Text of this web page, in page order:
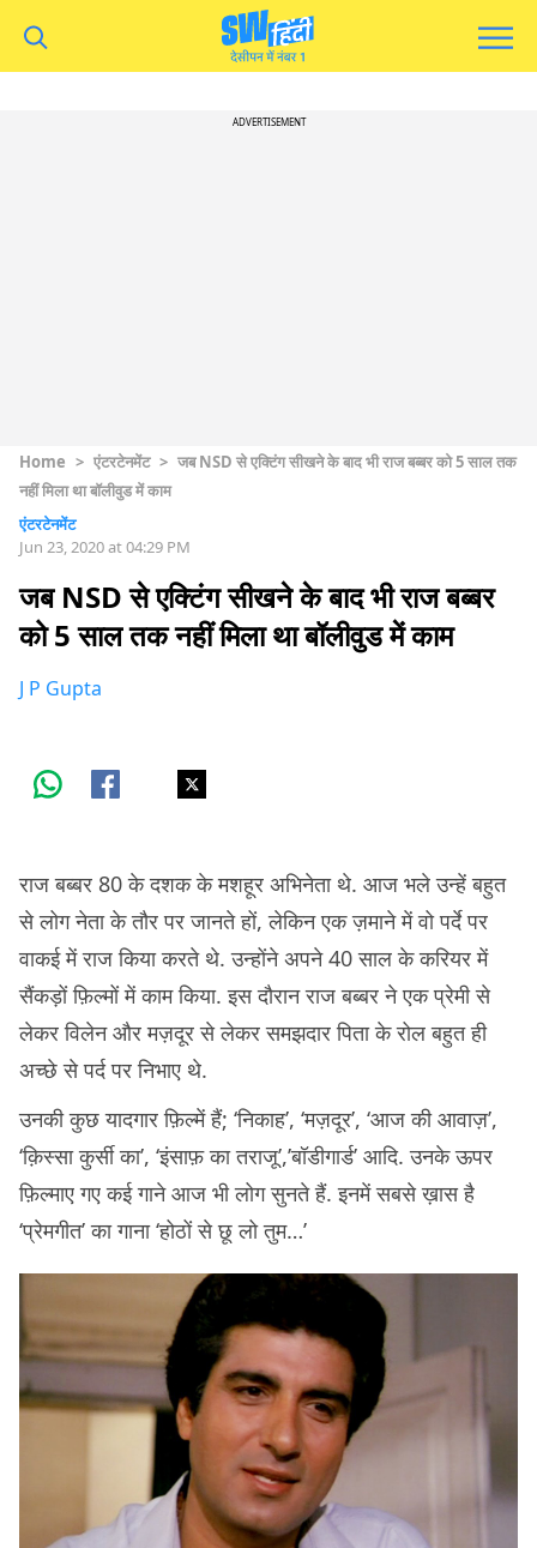
ADVERTISEMENT
Home > एंटरटेनमेंट > जब NSD से एक्टिंग सीखने के बाद भी राज बब्बर को 5 साल तक
नहीं मिला था बॉलीवुड में काम
एंटरटेनमेंट
Jun 23, 2020 at 04:29 PM
जब NSD से एक्टिंग सीखने के बाद भी राज बब्बर
को 5 साल तक नहीं मिला था बॉलीवुड में काम
J P Gupta
राज बब्बर 80 के दशक के मशहूर अभिनेता थे. आज भले उन्हें बहुत
से लोग नेता के तौर पर जानते हों, लेकिन एक ज़माने में वो पर्दे पर
वाकई में राज किया करते थे. उन्होंने अपने 40 साल के करियर में
सैंकड़ों फ़िल्मों में काम किया. इस दौरान राज बब्बर ने एक प्रेमी से
लेकर विलेन और मज़दूर से लेकर समझदार पिता के रोल बहुत ही
अच्छे से पर्द पर निभाए थे.
उनकी कुछ यादगार फ़िल्में हैं; ‘निकाह’, ‘मज़दूर’, ‘आज की आवाज़’,
‘क़िस्सा कुर्सी का’, ‘इंसाफ़ का तराजू’,’बॉडीगार्ड’ आदि. उनके ऊपर
फ़िल्माए गए कई गाने आज भी लोग सुनते हैं. इनमें सबसे ख़ास है
‘प्रेमगीत’ का गाना ‘होठों से छू लो तुम…’